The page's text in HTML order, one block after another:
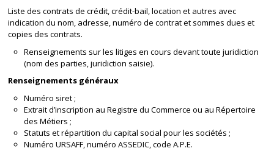
Liste des contrats de crédit, crédit-bail, location et autres avec
indication du nom, adresse, numéro de contrat et sommes dues et
copies des contrats.
Renseignements sur les litiges en cours devant toute juridiction
(nom des parties, juridiction saisie).
Renseignements généraux
Numéro siret ;
Extrait d’inscription au Registre du Commerce ou au Répertoire
des Métiers ;
Statuts et répartition du capital social pour les sociétés ;
Numéro URSAFF, numéro ASSEDIC, code A.P.E.